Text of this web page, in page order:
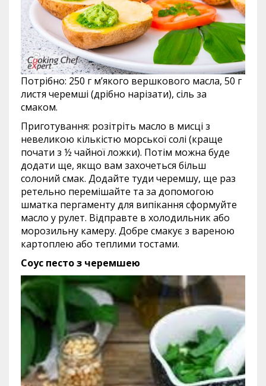
Потрібно: 250 г м’якого вершкового масла, 50 г
листя черемші (дрібно нарізати), сіль за
смаком.
Приготування: розітріть масло в мисці з
невеликою кількістю морської солі (краще
почати з ½ чайної ложки). Потім можна буде
додати ще, якщо вам захочеться більш
солоний смак. Додайте туди черемшу, ще раз
ретельно перемішайте та за допомогою
шматка пергаменту для випікання сформуйте
масло у рулет. Відправте в холодильник або
морозильну камеру. Добре смакує з вареною
картоплею або теплими тостами.
Соус песто з черемшею